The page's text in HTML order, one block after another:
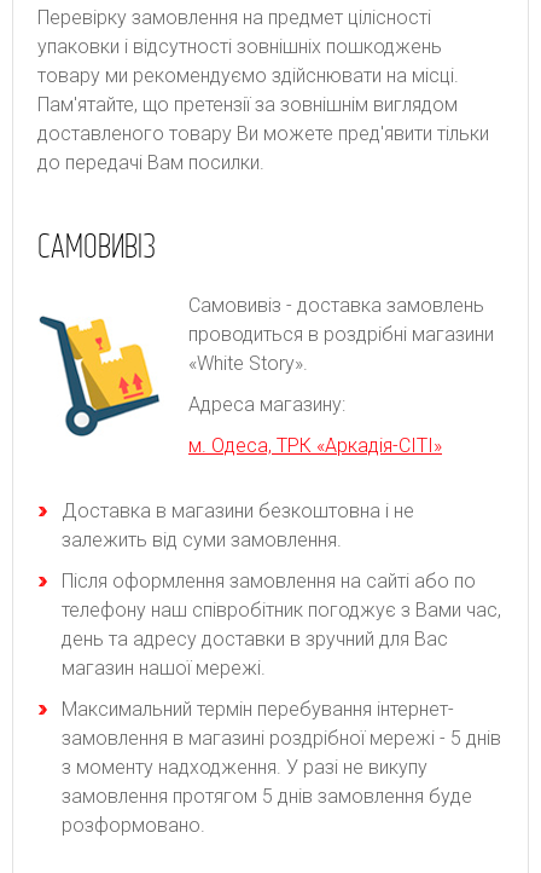
Перевірку замовлення на предмет цілісності
упаковки і відсутності зовнішніх пошкоджень
товару ми рекомендуємо здійснювати на місці.
Пам'ятайте, що претензії за зовнішнім виглядом
доставленого товару Ви можете пред'явити тільки
до передачі Вам посилки.
САМОВИВІЗ
Самовивіз - доставка замовлень
проводиться в роздрібні магазини
«White Story».
Адреса магазину:
м. Одеса, ТРК «Аркадія-СІТІ»
Доставка в магазини безкоштовна і не
залежить від суми замовлення.
Після оформлення замовлення на сайті або по
телефону наш співробітник погоджує з Вами час,
день та адресу доставки в зручний для Вас
магазин нашої мережі.
Максимальний термін перебування інтернет-
замовлення в магазині роздрібної мережі - 5 днів
з моменту надходження. У разі не викупу
замовлення протягом 5 днів замовлення буде
розформовано.